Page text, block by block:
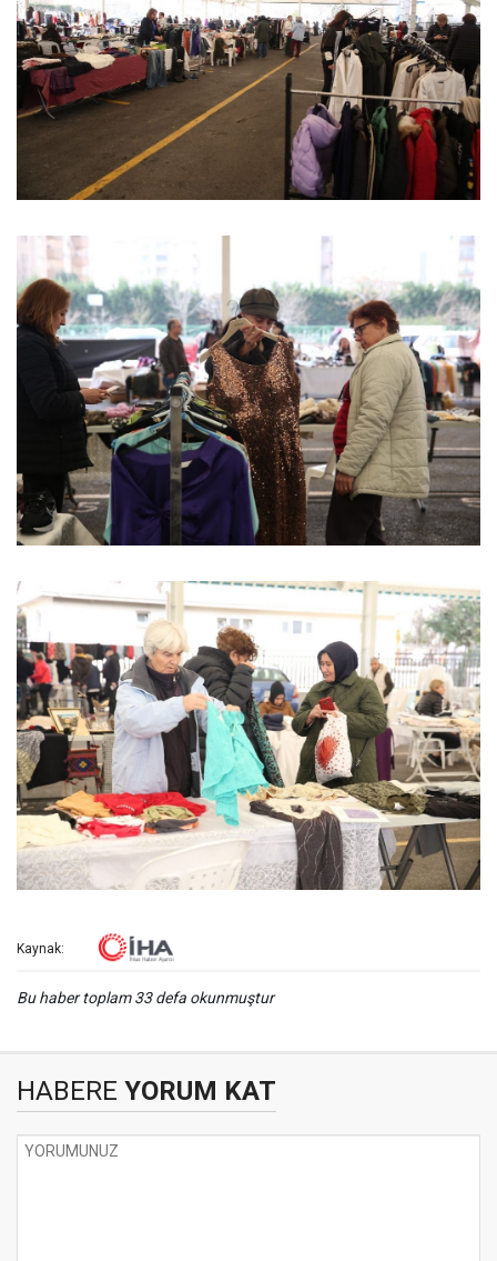
Kaynak:
Bu haber toplam 33 defa okunmuştur
HABERE YORUM KAT